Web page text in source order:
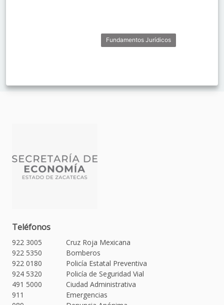
Fundamentos Jurídicos
Teléfonos
922 3005
Cruz Roja Mexicana
922 5350
Bomberos
922 0180
Policía Estatal Preventiva
924 5320
Policía de Seguridad Vial
491 5000
Ciudad Administrativa
911
Emergencias